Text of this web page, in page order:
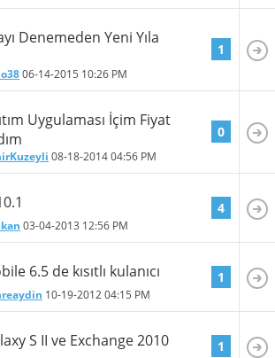
Denemeden Yeni Yıla
06-14-2015 10:26 PM
1
Uygulaması İçim Fiyat
08-18-201404:56 PM
0
03-04-2013 12:56 PM
4
6.5 de kısıtlı kulanıcı
10-19-201204:15 PM
1
S II ve Exchange 2010 1